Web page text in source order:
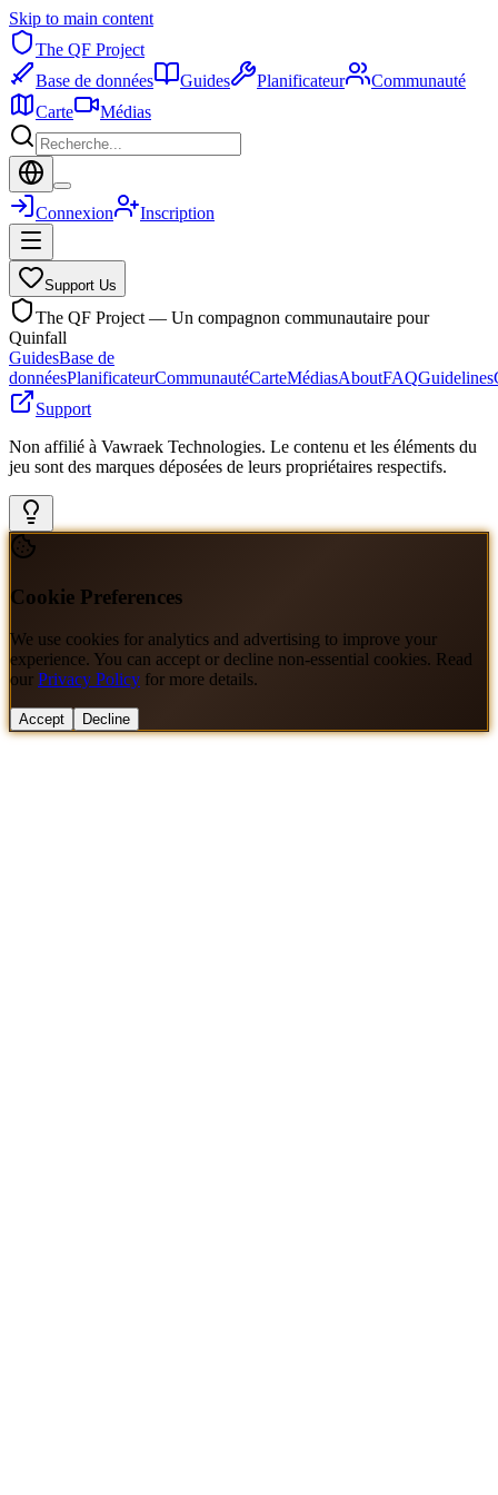
Skip to main content
The QF Project
Base de données
Guides Planificateur
Communauté
Carte
Médias
Connexion Inscription
Support Us
The QF Project — Un compagnon communautaire pour
Quinfall
GuidesBase de
donnéesPlanificateurCommunautéCarteMédiasAboutFAQGuidelines
Support
Non affilié à Vawraek Technologies. Le contenu et les éléments du
jeu sont des marques déposées de leurs propriétaires respectifs.
Cookie Preferences
We use cookies for analytics and advertising to improve your
experience. You can accept or decline non-essential cookies. Read
our Privacy Policy for more details.
Accept Decline